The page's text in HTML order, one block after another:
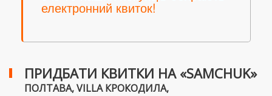
електронний квиток!
ПРИДБАТИ КВИТКИ НА «SAMCHUK»
ПОЛТАВА, VILLA КРОКОДИЛА,